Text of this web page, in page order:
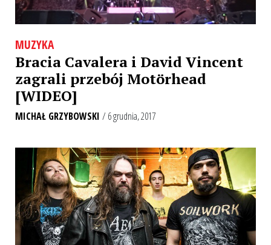
MUZYKA
Bracia Cavalera i David Vincent
zagrali przebój Motörhead
[WIDEO]
MICHAŁ GRZYBOWSKI / 6 grudnia, 2017